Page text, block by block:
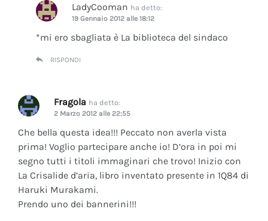
LadyCooman ha detto:
19 Gennaio 2012 alle 18:12
*mi ero sbagliata è La biblioteca del sindaco
RISPONDI
Fragola ha detto:
2 Marzo 2012 alle 22:55
Che bella questa idea!!! Peccato non averla vista
prima! Voglio partecipare anche io! D’ora in poi mi
segno tutti i titoli immaginari che trovo! Inizio con
La Crisalide d’aria, libro inventato presente in 1Q84 di
Haruki Murakami.
Prendo uno dei bannerini!!!